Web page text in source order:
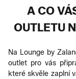
A CO
OUTLETU
Na Lounge by
outlet pro vás
které skvěle zaplní